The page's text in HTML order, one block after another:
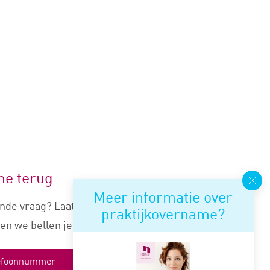
Meer informatie over
praktijkovername?
terug
vraag? Laat je nummer
we bellen je snel terug.